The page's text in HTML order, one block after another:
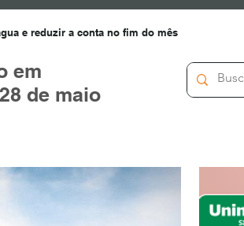
e reduzir a conta no fim do mês
em
de maio